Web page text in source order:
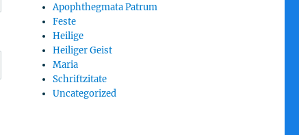
Apophthegmata Patrum
Feste
Heilige
Heiliger Geist
Maria
Schriftzitate
Uncategorized